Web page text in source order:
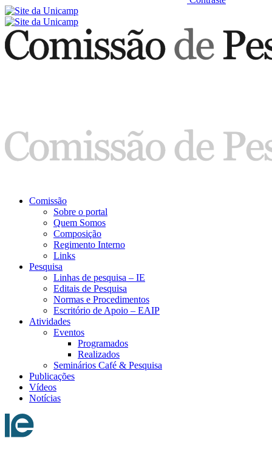
Comissão
Sobre o portal
Quem Somos
Composição
Regimento Interno
Links
Pesquisa
Linhas de pesquisa – IE
Editais de Pesquisa
Normas e Procedimentos
Escritório de Apoio – EAIP
Atividades
Eventos
Programados
Realizados
Seminários Café & Pesquisa
Publicações
Vídeos
Notícias